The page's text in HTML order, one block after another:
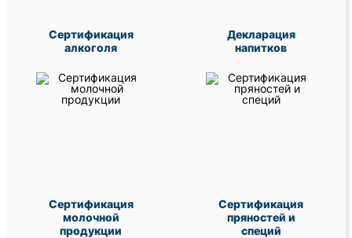
Сертификация
алкоголя
Декларация
напитков
Сертификация
молочной
продукции
Сертификация
пряностей и
специй